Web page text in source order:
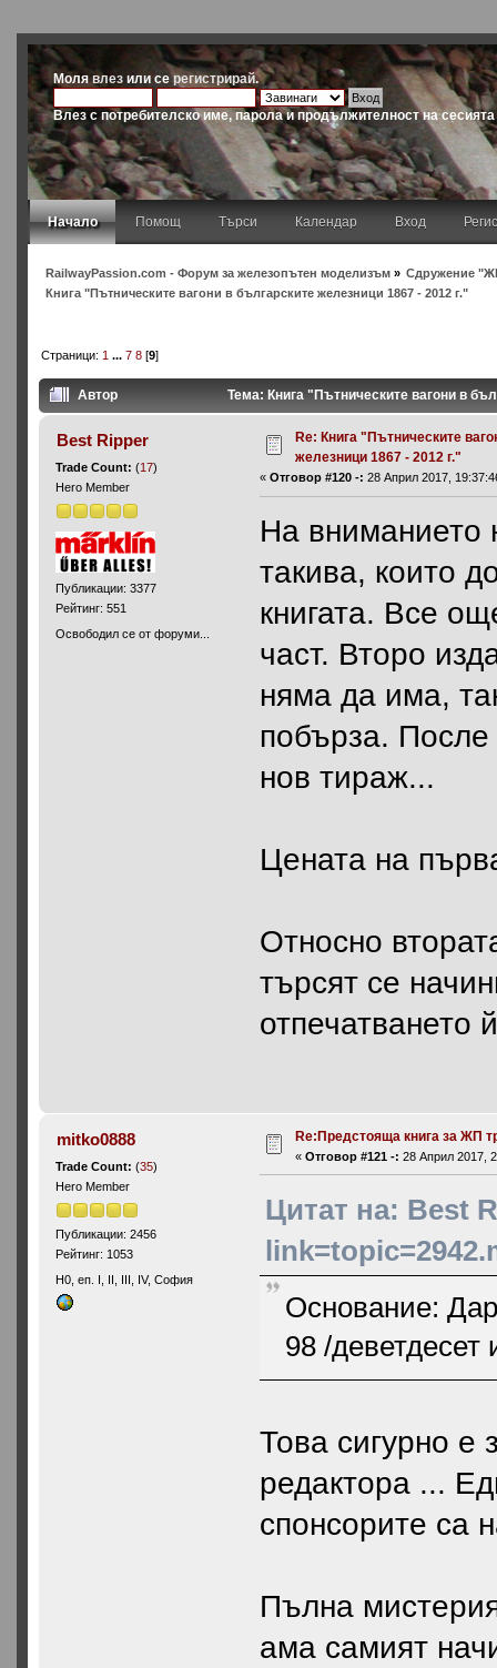
Молявлез или серегистрирай.
Влез с потребителско име, парола и продължителност на сесията
Начало Помощ Търси Календар Вход
RailwayPassion.com - Форум за железопътен моделизъм» Сдружение
Книга "Пътническите вагони в българските железници 1867 - 2012 г."
Страници: 1 ... 7 8[9]
Автор Тема: Книга "Пътническите вагони в
Best Ripper
Trade Count:(17)
Hero Member
Публикации: 3377
Рейтинг: 551
Освободил се от форуми...
Re: Книга "Пътническите
железници 1867 - 2012 г."
«Отговор #120 -: 28 Април 2017,
На вниманието
такива, които
книгата. Все
част. Второ
няма да има,
побърза.
нов тираж...
Цената на
Относно
търсят се
отпечатването
mitko0888
Trade Count:(35)
Hero Member
Публикации: 2456
Рейтинг: 1053
H0, еп. I, II, III, IV, София
Re:Предстояща книга за ЖП
«Отговор #121 -: 28 Април 2017,
Цитат на: Best
Основание:
98 /деветдесет
Това сигурно е
редактора ...
спонсорите са
Пълна
ама самият